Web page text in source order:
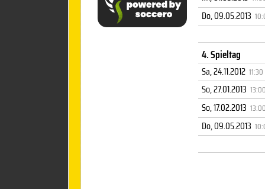
Do, 09.05.2013
4. Spieltag
Sa, 24.11.2012 11:30
So, 27.01.2013
So, 17.02.2013
Do, 09.05.2013